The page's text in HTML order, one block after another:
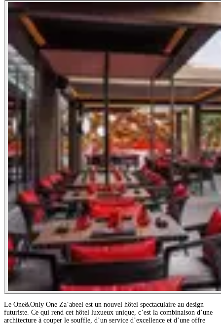
Le One&Only One Za’abeel est un nouvel hôtel spectaculaire au design
futuriste. Ce qui rend cet hôtel luxueux unique, c’est la combinaison d’une
architecture à couper le souffle, d’un service d’excellence et d’une offre